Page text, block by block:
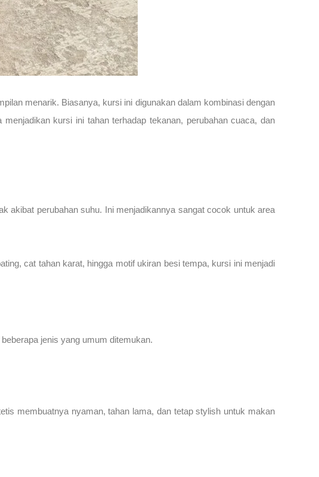
menarik. Biasanya, kursi ini digunakan dalam kombinasi dengan
kursi ini tahan terhadap tekanan, perubahan cuaca, dan
akibat perubahan suhu. Ini menjadikannya sangat cocok untuk area
cat tahan karat, hingga motif ukiran besi tempa, kursi ini menjadi
jenis yang umum ditemukan.
membuatnya nyaman, tahan lama, dan tetap stylish untuk makan